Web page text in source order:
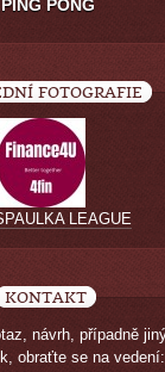
PONG
FOTOGRAFIE
LEAGUE
KONTAKT
návrh, případně
obraťte se na vedení: